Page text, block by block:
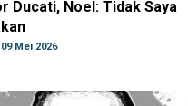
Ducati, Noel: Tidak Saya
Mei 2026